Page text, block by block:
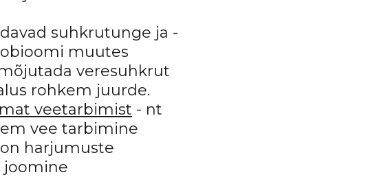
suhkrutunge ja -
muutes
veresuhkrut
rohkem juurde.
veetarbimist - nt
vee tarbimine
harjumuste
joomine